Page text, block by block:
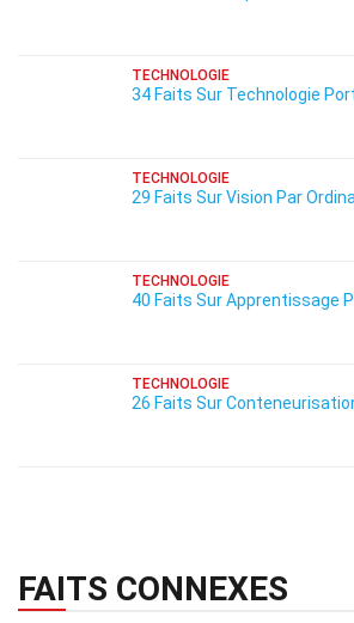
TECHNOLOGIE
34 Faits Sur Technologie
TECHNOLOGIE
29 Faits Sur Vision Par
TECHNOLOGIE
40 Faits Sur Apprentissage
TECHNOLOGIE
26 Faits Sur
FAITS CONNEXES